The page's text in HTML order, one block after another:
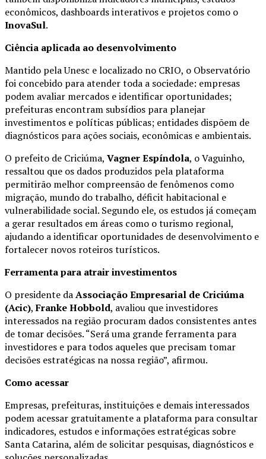
econômicos, dashboards interativos e projetos como o
InovaSul.
Ciência aplicada ao desenvolvimento
Mantido pela Unesc e localizado no CRIO, o Observatório
foi concebido para atender toda a sociedade: empresas
podem avaliar mercados e identificar oportunidades;
prefeituras encontram subsídios para planejar
investimentos e políticas públicas; entidades dispõem de
diagnósticos para ações sociais, econômicas e ambientais.
O prefeito de Criciúma, Vagner Espíndola, o Vaguinho,
ressaltou que os dados produzidos pela plataforma
permitirão melhor compreensão de fenômenos como
migração, mundo do trabalho, déficit habitacional e
vulnerabilidade social. Segundo ele, os estudos já começam
a gerar resultados em áreas como o turismo regional,
ajudando a identificar oportunidades de desenvolvimento e
fortalecer novos roteiros turísticos.
Ferramenta para atrair investimentos
O presidente daAssociação Empresarial de Criciúma
(Acic),Franke Hobbold, avaliou que investidores
interessados na região procuram dados consistentes antes
de tomar decisões. “Será uma grande ferramenta para
investidores e para todos aqueles que precisam tomar
decisões estratégicas na nossa região”, afirmou.
Como acessar
Empresas, prefeituras, instituições e demais interessados
podem acessar gratuitamente a plataforma para consultar
indicadores, estudos e informações estratégicas sobre
Santa Catarina, além de solicitar pesquisas, diagnósticos e